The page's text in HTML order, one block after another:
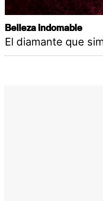
Belleza indomable
El diamante que